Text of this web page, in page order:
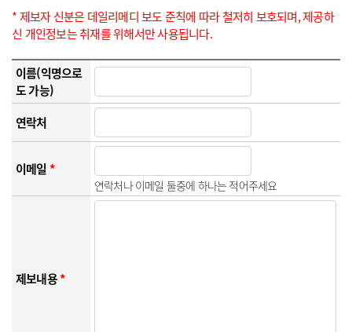
* 제보자 신분은 데일리메디 보도 준칙에 따라 철저히 보호되며, 제공하
신 개인정보는 취재를 위해서만 사용됩니다.
이름(익명으로
도 가능)
연락처
이메일*
연락처나 이메일 둘중에 하나는 적어주세요
제보내용*